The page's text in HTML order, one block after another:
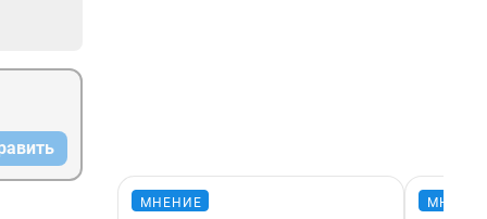
МНЕНИЕ